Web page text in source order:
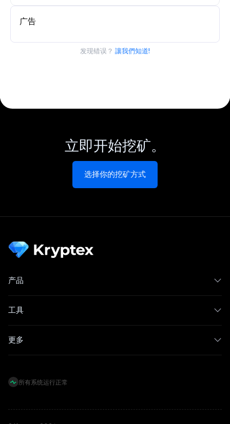
广告
发现错误？ 讓我們知道!
立即开始挖矿。
选择你的挖矿方式
产品
工具
更多
所有系统运行正常